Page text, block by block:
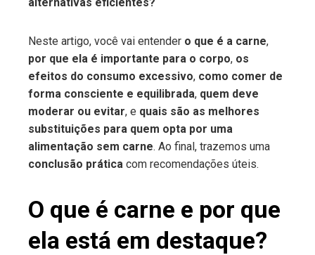
Neste artigo, você vai entender o que é a carne,
por que ela é importante para o corpo, os
efeitos do consumo excessivo, como comer de
forma consciente e equilibrada, quem deve
moderar ou evitar, e quais são as melhores
substituições para quem opta por uma
alimentação sem carne. Ao final, trazemos uma
conclusão prática com recomendações úteis.
O que é carne e por que
ela está em destaque?